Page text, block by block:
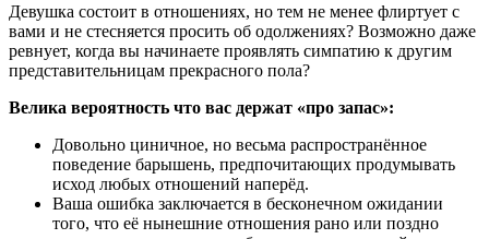
Девушка состоит в отношениях, но тем не менее флиртует с
вами и не стесняется просить об одолжениях? Возможно даже
ревнует, когда вы начинаете проявлять симпатию к другим
представительницам прекрасного пола?
Велика вероятность что вас держат «про запас»:
Довольно циничное, но весьма распространённое
поведение барышень, предпочитающих продумывать
исход любых отношений наперёд.
Ваша ошибка заключается в бесконечном ожидании
того, что её нынешние отношения рано или поздно